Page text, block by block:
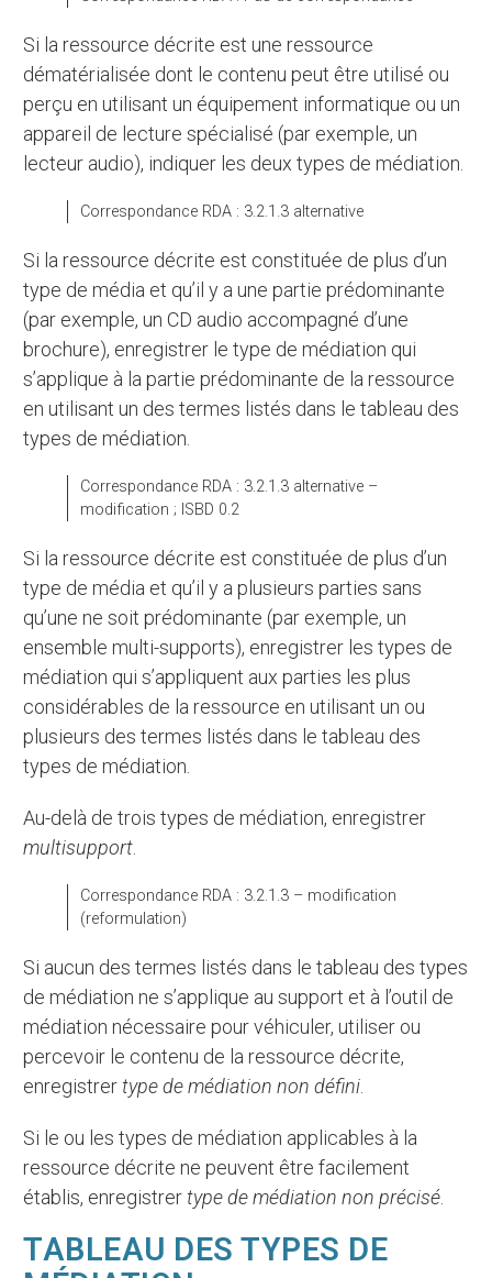
Si la ressource décrite est une ressource
dématérialisée dont le contenu peut être utilisé ou
perçu en utilisant un équipement informatique ou un
appareil de lecture spécialisé (par exemple, un
lecteur audio), indiquer les deux types de médiation.
Correspondance RDA : 3.2.1.3 alternative
Si la ressource décrite est constituée de plus d’un
type de média et qu’il y a une partie prédominante
(par exemple, un CD audio accompagné d’une
brochure), enregistrer le type de médiation qui
s’applique à la partie prédominante de la ressource
en utilisant un des termes listés dans le tableau des
types de médiation.
Correspondance RDA : 3.2.1.3 alternative –
modification ; ISBD 0.2
Si la ressource décrite est constituée de plus d’un
type de média et qu’il y a plusieurs parties sans
qu’une ne soit prédominante (par exemple, un
ensemble multi-supports), enregistrer les types de
médiation qui s’appliquent aux parties les plus
considérables de la ressource en utilisant un ou
plusieurs des termes listés dans le tableau des
types de médiation.
Au-delà de trois types de médiation, enregistrer
multisupport.
Correspondance RDA : 3.2.1.3 – modification
(reformulation)
Si aucun des termes listés dans le tableau des types
de médiation ne s’applique au support et à l’outil de
médiation nécessaire pour véhiculer, utiliser ou
percevoir le contenu de la ressource décrite,
enregistrertype de médiation non défini.
Si le ou les types de médiation applicables à la
ressource décrite ne peuvent être facilement
établis, enregistrertype de médiation non précisé.
TABLEAU DES TYPES DE